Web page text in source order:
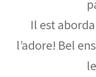
Il est
l’adore! Bel